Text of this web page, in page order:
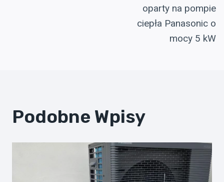
oparty na pompie
ciepła Panasonic o
mocy 5 kW
Podobne Wpisy